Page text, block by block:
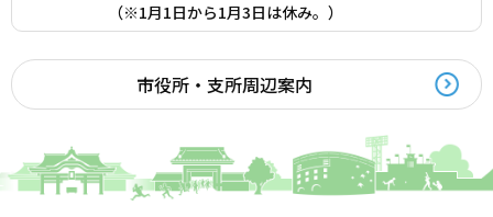
（※1月1日から1月3日は休み。）
市役所・支所周辺案内